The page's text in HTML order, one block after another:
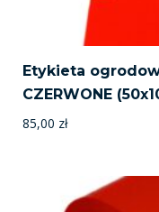
Etykieta
CZERWONE
85,00 zł